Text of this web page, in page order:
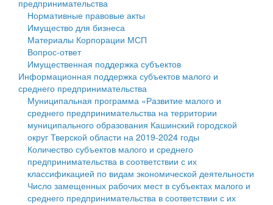
Государственные услуги
Промышленность и АПК
Экономика и бизнес
...
Символика
Устав
Гостям округа
Туризм
Культура
Образование
Здравоохранение
Социальная защита
муниципального округа Тверской области
Администрация Кашинского муниципального округа
Тверской области
Управление сельскими территориями
Открытые данные
Работа с обращениями граждан
Муниципальный контроль
Муниципальные услуги
Финансовое управление
Бюджет для граждан
Имущество
Выявление правообладателей ранее учтенных
объектов недвижимости
Имущественная поддержка субъектов малого и
среднего предпринимательства
Информационная поддержка субъектов малого и
предпринимательства
Нормативные правовые акты
Имущество для бизнеса
Материалы Корпорации МСП
Вопрос-ответ
Имущественная поддержка субъектов
Информационная поддержка субъектов малого и
среднего предпринимательства
Муниципальная программа «Развитие малого и
среднего предпринимательства на территории
муниципального образования Кашинский городской
округ Тверской области на 2019-2024 годы
Количество субъектов малого и среднего
предпринимательства в соответствии с их
классификацией по видам экономической деятельности
Число замещенных рабочих мест в субъектах малого и
среднего предпринимательства в соответствии с их